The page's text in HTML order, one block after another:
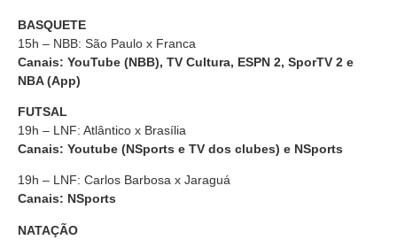
BASQUETE
15h – NBB: São Paulo x Franca
Canais: YouTube (NBB), TV Cultura, ESPN 2, SporTV 2 e
NBA (App)
FUTSAL
19h – LNF: Atlântico x Brasília
Canais: Youtube (NSports e TV dos clubes) e NSports
19h – LNF: Carlos Barbosa x Jaraguá
Canais: NSports
NATAÇÃO